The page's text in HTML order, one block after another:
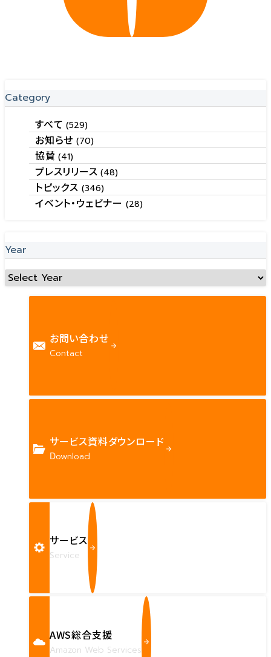
Category
すべて(529)
お知らせ (70)
協賛(41)
プレスリリース(48)
トピックス (346)
イベント・ウェビナー (28)
Year
お問い合わせ
Contact
サービス資料ダウンロード
Download
サービス
Service
AWS総合支援
Amazon Web Services